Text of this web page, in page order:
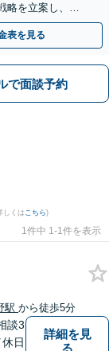
略を立案し、全
表を見る
で面談予約
しくはこちら)
1件中 1-1件を表示
駅 から徒歩5分
談3
日
詳細を見
る